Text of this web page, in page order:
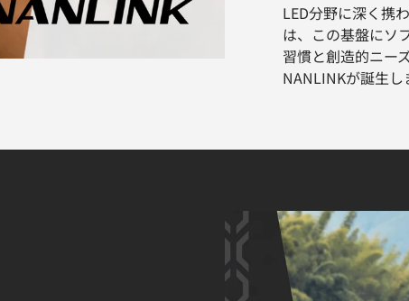
LED分野に深く携
は、この基盤にソ
習慣と創造的ニー
NANLINKが誕生し